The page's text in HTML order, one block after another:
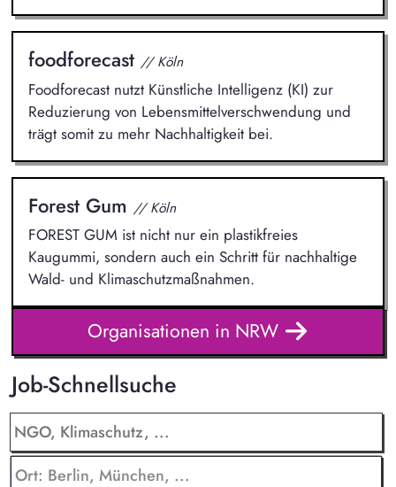
foodforecast // Köln
Foodforecast nutzt Künstliche Intelligenz (KI) zur
Reduzierung von Lebensmittelverschwendung und
trägt somit zu mehr Nachhaltigkeit bei.
Forest Gum // Köln
FOREST GUM ist nicht nur ein plastikfreies
Kaugummi, sondern auch ein Schritt für nachhaltige
Wald- und Klimaschutzmaßnahmen.
Organisationen in NRW
Job-Schnellsuche